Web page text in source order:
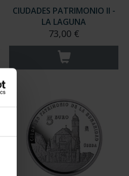
CIUDADES PATRIMONIO II -
LA LAGUNA
73,00 €